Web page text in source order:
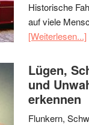
Historische
auf viele
[Weiterlesen...]
Lügen,
und
erkennen
Flunkern,